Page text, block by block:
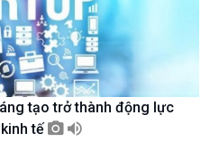
tạo trở thành động lực
tế